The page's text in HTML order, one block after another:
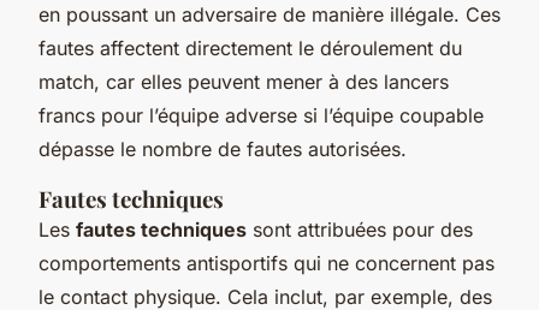
en poussant un adversaire de manière illégale. Ces
fautes affectent directement le déroulement du
match, car elles peuvent mener à des lancers
francs pour l’équipe adverse si l’équipe coupable
dépasse le nombre de fautes autorisées.
Fautes techniques
Les fautes techniques sont attribuées pour des
comportements antisportifs qui ne concernent pas
le contact physique. Cela inclut, par exemple, des